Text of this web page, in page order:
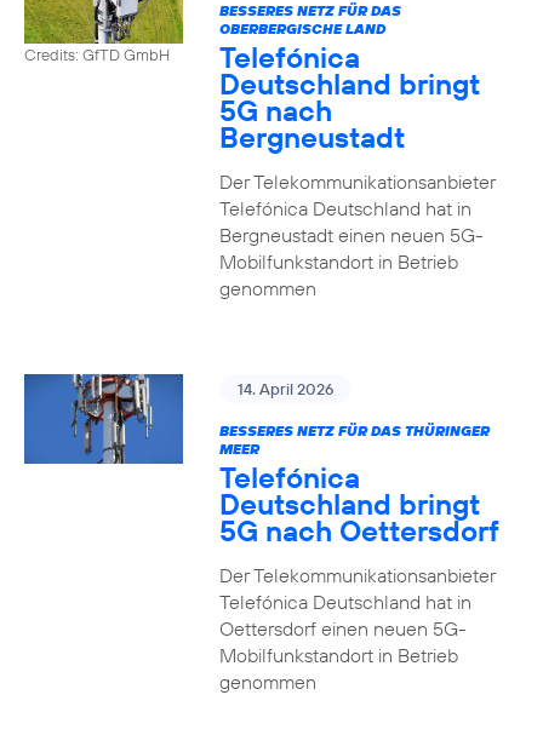
Credits: GfTD GmbH
BESSERES NETZ FÜR DAS
OBERBERGISCHE LAND
Telefónica
Deutschland bringt
5G nach
Bergneustadt
Der Telekommunikationsanbieter
Telefónica Deutschland hat in
Bergneustadt einen neuen 5G-
Mobilfunkstandort in Betrieb
genommen
14. April 2026
BESSERES NETZ FÜR DAS THÜRINGER
MEER
Telefónica
Deutschland bringt
5G nach Oettersdorf
Der Telekommunikationsanbieter
Telefónica Deutschland hat in
Oettersdorf einen neuen 5G-
Mobilfunkstandort in Betrieb
genommen